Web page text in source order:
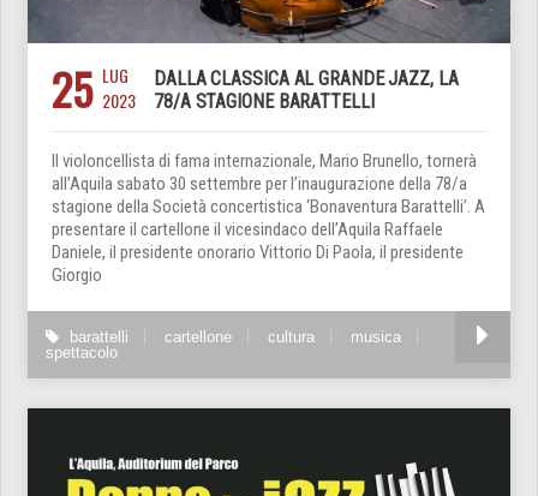
25 LUG
2023
DALLA CLASSICA AL GRANDE JAZZ, LA
78/A STAGIONE BARATTELLI
Il violoncellista di fama internazionale, Mario Brunello, tornerà
all’Aquila sabato 30 settembre per l’inaugurazione della 78/a
stagione della Società concertistica ‘Bonaventura Barattelli’. A
presentare il cartellone il vicesindaco dell’Aquila Raffaele
Daniele, il presidente onorario Vittorio Di Paola, il presidente
Giorgio
barattelli cartellone cultura
musica
spettacolo